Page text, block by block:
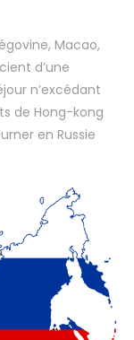
Macao,
d’une
n’excédant
de Hong-kong
en Russie